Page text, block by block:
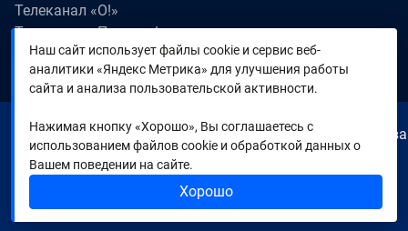
Телеканал «О!»
Телеканал «Поехали!»
Телеканал «Победа»
Телеканал «Лапки LIVE»
© 2000—2026. Редакция телеканала «Время». Все права
на любые материалы, опубликованные на сайте,
защищены. Любое использование материалов
возможно только с согласия Редакции телеканала.
Наш сайт использует файлы cookie и сервис веб-
аналитики «Яндекс Метрика» для улучшения работы
сайта и анализа пользовательской активности.
Нажимая кнопку «Хорошо», Вы соглашаетесь с
использованием файлов cookie и обработкой данных о
Вашем поведении на сайте.
Хорошо